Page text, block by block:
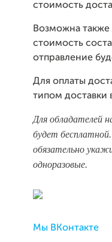
стоимость
Возможна
стоимость
отправление
Для оплаты
типом доставки
Для обладателей
будет
обязательно
одноразовые.
Мы ВКонтакте